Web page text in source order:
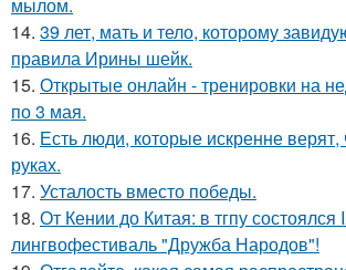
14. 39 лет, мать и тело, которому
правила Ирины шейк.
15. Открытые онлайн - тренировки на
по 3 мая.
16. Есть люди, которые искренне верят,
руках.
17. Усталость вместо победы.
18. От Кении до Китая: в тгпу состоялся
лингвофестиваль "Дружба Народов"!